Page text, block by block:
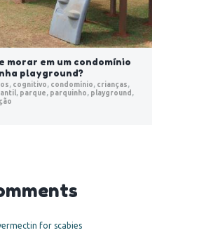
morar em um condomínio
playground?
, cognitivo, condomínio, crianças,
, parque, parquinho, playground ,
for scabies